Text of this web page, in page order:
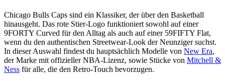
Chicago Bulls Caps sind ein Klassiker, der über den Basketball
hinausgeht. Das rote Stier-Logo funktioniert sowohl auf einer
9FORTY Curved für den Alltag als auch auf einer 59FIFTY Flat,
wenn du den authentischen Streetwear-Look der Neunziger suchst.
In dieser Auswahl findest du hauptsächlich Modelle von New Era,
der Marke mit offizieller NBA-Lizenz, sowie Stücke von Mitchell &
Ness für alle, die den Retro-Touch bevorzugen.